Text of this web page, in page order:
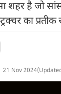
शहर है जो
का प्रतीक
21 Nov 2024(